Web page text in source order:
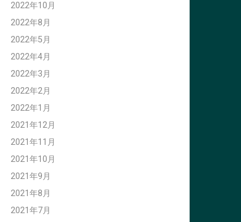
2022年10月
2022年8月
2022年5月
2022年4月
2022年3月
2022年2月
2022年1月
2021年12月
2021年11月
2021年10月
2021年9月
2021年8月
2021年7月